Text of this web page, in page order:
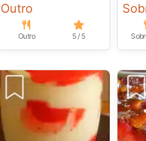
Outro
Outro 5 / 5